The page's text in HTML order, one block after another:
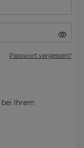
Passwort vergessen?
Ihrem